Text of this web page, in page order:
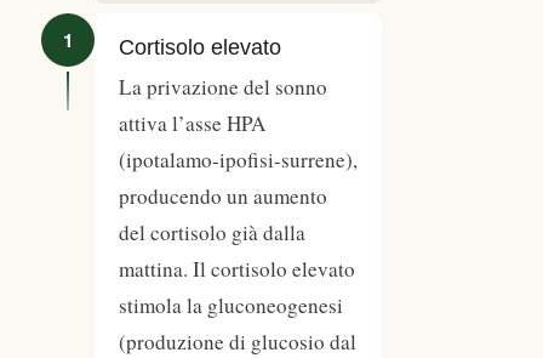
1 Cortisolo elevato
La privazione del sonno
attiva l’asse HPA
(ipotalamo-ipofisi-surrene),
producendo un aumento
del cortisolo già dalla
mattina. Il cortisolo elevato
stimola la gluconeogenesi
(produzione di glucosio dal